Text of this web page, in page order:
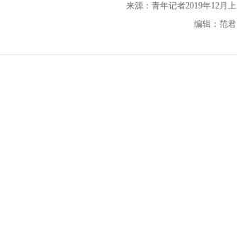
来源：青年记者2019年12月上
编辑：范君